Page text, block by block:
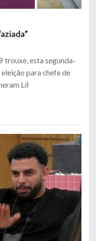
trouxe, esta segunda-
para chefe de
Lil